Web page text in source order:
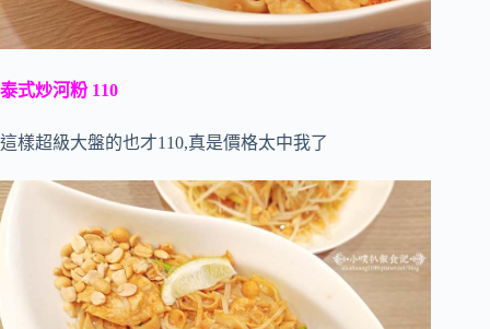
泰式炒河粉 110
這樣超級大盤的也才110,真是價格太中我了